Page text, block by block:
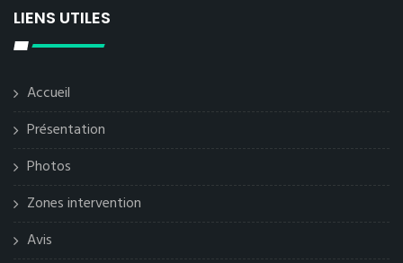
LIENS UTILES
Accueil
Présentation
Photos
Zones intervention
Avis